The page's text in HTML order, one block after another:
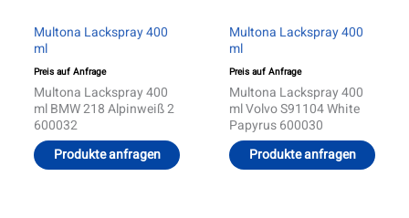
Multona Lackspray 400
ml
Preis auf Anfrage
Multona Lackspray 400
ml BMW 218 Alpinweiß 2
600032
Produkte anfragen
Multona Lackspray 400
ml
Preis auf Anfrage
Multona Lackspray 400
ml Volvo S91104 White
Papyrus 600030
Produkte anfragen